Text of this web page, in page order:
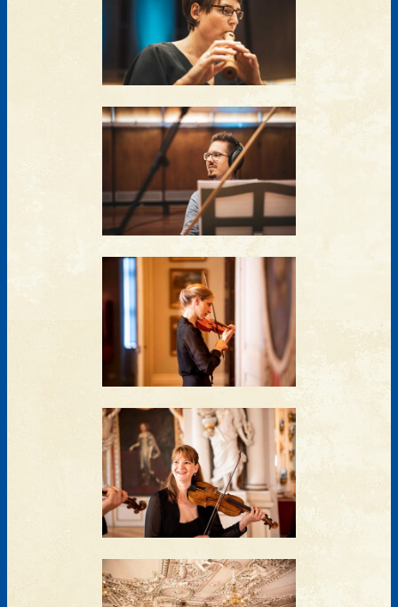
Presse
Digitalprojekt Klingende Residenzen
Konzertreihe Klingende Residenzen
Fördern